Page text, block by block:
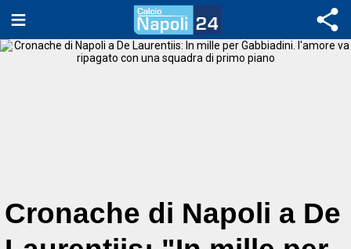
Cronache di Napoli a De